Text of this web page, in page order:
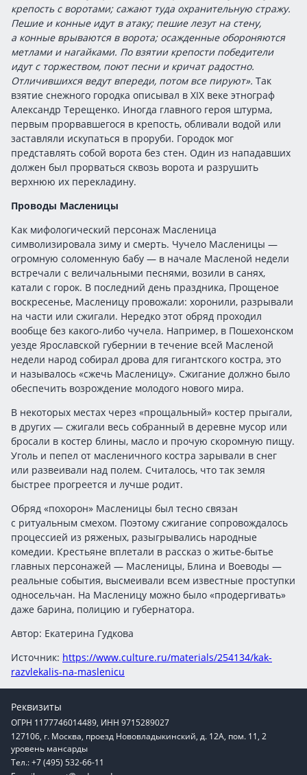
крепость с воротами; сажают туда охранительную стражу.
Пешие и конные идут в атаку; пешие лезут на стену,
а конные врываются в ворота; осажденные обороняются
метлами и нагайками. По взятии крепости победители
идут с торжеством, поют песни и кричат радостно.
Отличившихся ведут впереди, потом все пируют». Так
взятие снежного городка описывал в XIX веке этнограф
Александр Терещенко. Иногда главного героя штурма,
первым прорвавшегося в крепость, обливали водой или
заставляли искупаться в проруби. Городок мог
представлять собой ворота без стен. Один из нападавших
должен был прорваться сквозь ворота и разрушить
верхнюю их перекладину.
Проводы Масленицы
Как мифологический персонаж Масленица
символизировала зиму и смерть. Чучело Масленицы —
огромную соломенную бабу — в начале Масленой недели
встречали с величальными песнями, возили в санях,
катали с горок. В последний день праздника, Прощеное
воскресенье, Масленицу провожали: хоронили, разрывали
на части или сжигали. Нередко этот обряд проходил
вообще без какого-либо чучела. Например, в Пошехонском
уезде Ярославской губернии в течение всей Масленой
недели народ собирал дрова для гигантского костра, это
и называлось «сжечь Масленицу». Сжигание должно было
обеспечить возрождение молодого нового мира.
В некоторых местах через «прощальный» костер прыгали,
в других — сжигали весь собранный в деревне мусор или
бросали в костер блины, масло и прочую скоромную пищу.
Уголь и пепел от масленичного костра зарывали в снег
или развеивали над полем. Считалось, что так земля
быстрее прогреется и лучше родит.
Обряд «похорон» Масленицы был тесно связан
с ритуальным смехом. Поэтому сжигание сопровождалось
процессией из ряженых, разыгрывались народные
комедии. Крестьяне вплетали в рассказ о житье-бытье
главных персонажей — Масленицы, Блина и Воеводы —
реальные события, высмеивали всем известные проступки
односельчан. На Масленицу можно было «продергивать»
даже барина, полицию и губернатора.
Автор: Екатерина Гудкова
Источник: https://www.culture.ru/materials/254134/kak-
razvlekalis-na-maslenicu
Реквизиты
ОГРН 1177746014489, ИНН 9715289027
127106, г. Москва, проезд Нововладыкинский, д. 12А, пом. 11, 2
уровень мансарды
Тел.: +7 (495) 532-66-11